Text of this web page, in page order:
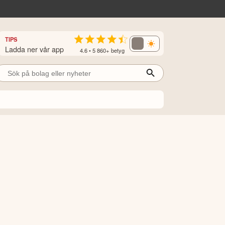
TIPS
Ladda ner vår app 4.6 • 5 860+ betyg